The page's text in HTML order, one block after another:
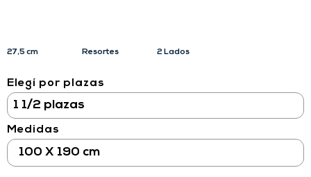
27,5 cm Resortes 2 Lados
Medidas
100 X 190 cm
Elegí por plazas